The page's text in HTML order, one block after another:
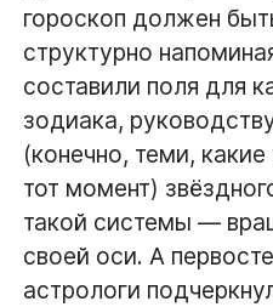
гороскоп должен
структурно
составили поля для
зодиака,
(конечно, теми,
тот момент)
такой системы —
своей оси. А
астрологи